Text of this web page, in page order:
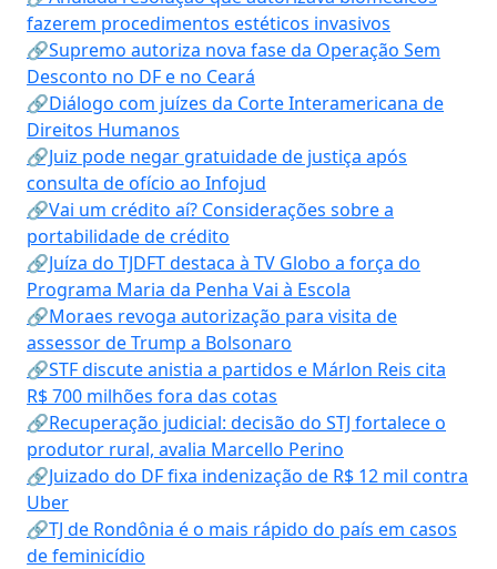
fazerem procedimentos estéticos invasivos
🔗Supremo autoriza nova fase da Operação Sem
Desconto no DF e no Ceará
🔗Diálogo com juízes da Corte Interamericana de
Direitos Humanos
🔗Juiz pode negar gratuidade de justiça após
consulta de ofício ao Infojud
🔗Vai um crédito aí? Considerações sobre a
portabilidade de crédito
🔗Juíza do TJDFT destaca à TV Globo a força do
Programa Maria da Penha Vai à Escola
🔗Moraes revoga autorização para visita de
assessor de Trump a Bolsonaro
🔗STF discute anistia a partidos e Márlon Reis cita
R$ 700 milhões fora das cotas
🔗Recuperação judicial: decisão do STJ fortalece o
produtor rural, avalia Marcello Perino
🔗Juizado do DF fixa indenização de R$ 12 mil contra
Uber
🔗TJ de Rondônia é o mais rápido do país em casos
de feminicídio